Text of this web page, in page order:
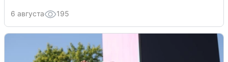
6 августа 195